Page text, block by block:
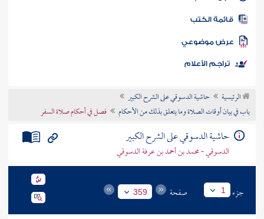
المكتبة
الكتب
موضوعي
تراجم الأعلام
الرئيسية
حاشية الدسوقي على الشرح الكبير
باب في بيان أوقات الصلاة وما يتعلق بذلك من الأحكام
فصل في أحكام صلاة السفر
حاشية الدسوقي على الشرح الكبير
الدسوقي - محمد بن أحمد بن عرفة الدسوقي
جزء 1 صفحة 359